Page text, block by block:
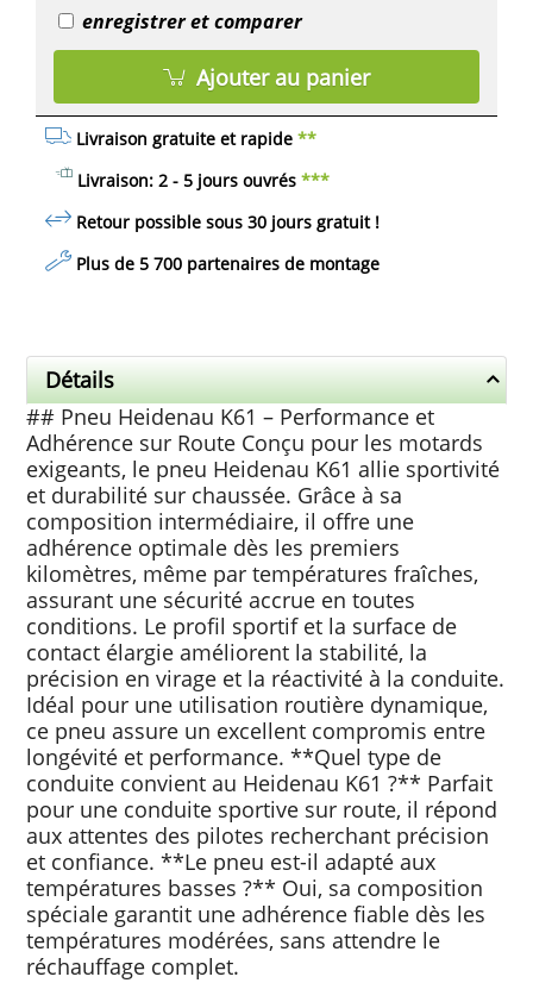
Livraison gratuite et rapide **
Livraison: 2 - 5 jours ouvrés ***
Retour possible sous 30 jours gratuit!
Plus de 5 700 partenaires de montage
enregistrer et comparer
Ajouter au panier
Détails
## Pneu Heidenau K61 – Performance et
Adhérence sur Route Conçu pour les motards
exigeants, le pneu Heidenau K61 allie sportivité
et durabilité sur chaussée. Grâce à sa
composition intermédiaire, il offre une
adhérence optimale dès les premiers
kilomètres, même par températures fraîches,
assurant une sécurité accrue en toutes
conditions. Le profil sportif et la surface de
contact élargie améliorent la stabilité, la
précision en virage et la réactivité à la conduite.
Idéal pour une utilisation routière dynamique,
ce pneu assure un excellent compromis entre
longévité et performance. **Quel type de
conduite convient au Heidenau K61 ?** Parfait
pour une conduite sportive sur route, il répond
aux attentes des pilotes recherchant précision
et confiance. **Le pneu est-il adapté aux
températures basses ?** Oui, sa composition
spéciale garantit une adhérence fiable dès les
températures modérées, sans attendre le
réchauffage complet.